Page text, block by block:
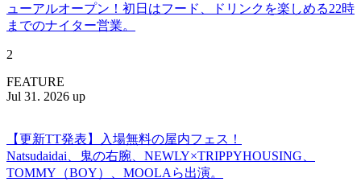
ューアルオープン！初日はフード、ドリンクを楽しめる22時
までのナイター営業。
2
FEATURE
Jul 31. 2026 up
【更新TT発表】入場無料の屋内フェス！
Natsudaidai、鬼の右腕、NEWLY×TRIPPYHOUSING、
TOMMY（BOY）、MOOLAら出演。